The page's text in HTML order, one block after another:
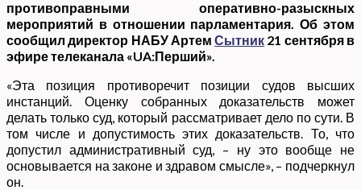
противоправными оперативно-разыскных
мероприятий в отношении парламентария. Об этом
сообщил директор НАБУ АртемСытник 21 сентября в
эфире телеканала «UA:Перший».
«Эта позиция противоречит позиции судов высших
инстанций. Оценку собранных доказательств может
делать только суд, который рассматривает дело по сути. В
том числе и допустимость этих доказательств. То, что
допустил административный суд, – ну это вообще не
основывается на законе и здравом смысле», – подчеркнул
он.